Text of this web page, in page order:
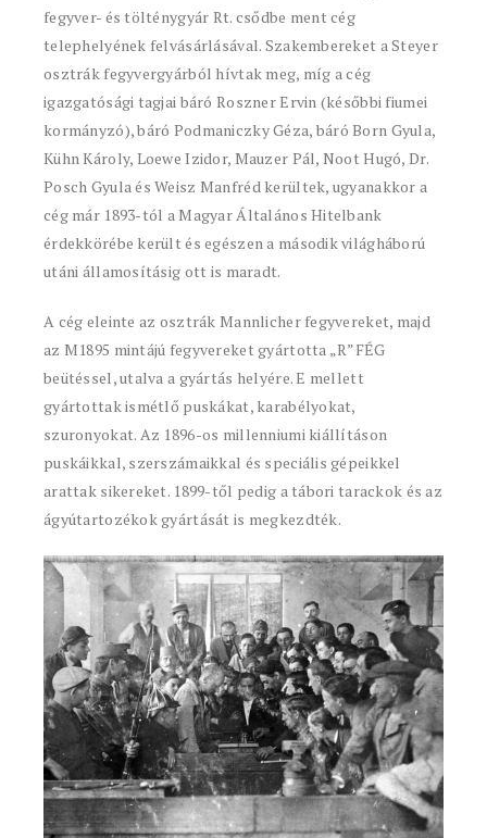
fegyver- és tölténygyár Rt. csődbe ment cég
telephelyének felvásárlásával. Szakembereket a Steyer
osztrák fegyvergyárból hívtak meg, míg a cég
igazgatósági tagjai báró Roszner Ervin (későbbi fiumei
kormányzó), báró Podmaniczky Géza, báró Born Gyula,
Kühn Károly, Loewe Izidor, Mauzer Pál, Noot Hugó, Dr.
Posch Gyula és Weisz Manfréd kerültek, ugyanakkor a
cég már 1893-tól a Magyar Általános Hitelbank
érdekkörébe került és egészen a második világháború
utáni államosításig ott is maradt.
A cég eleinte az osztrák Mannlicher fegyvereket, majd
az M1895 mintájú fegyvereket gyártotta „R”FÉG
beütéssel, utalva a gyártás helyére. E mellett
gyártottak ismétlő puskákat, karabélyokat,
szuronyokat. Az 1896-os millenniumi kiállításon
puskáikkal, szerszámaikkal és speciális gépeikkel
arattak sikereket. 1899-től pedig a tábori tarackok és az
ágyútartozékok gyártását is megkezdték.